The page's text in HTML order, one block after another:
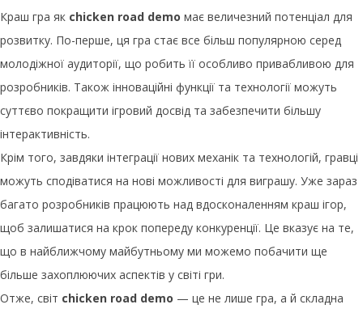
Краш гра як chicken road demo має величезний потенціал для
розвитку. По-перше, ця гра стає все більш популярною серед
молодіжної аудиторії, що робить її особливо привабливою для
розробників. Також інноваційні функції та технології можуть
суттєво покращити ігровий досвід та забезпечити більшу
інтерактивність.
Крім того, завдяки інтеграції нових механік та технологій, гравці
можуть сподіватися на нові можливості для виграшу. Уже зараз
багато розробників працюють над вдосконаленням краш ігор,
щоб залишатися на крок попереду конкуренції. Це вказує на те,
що в найближчому майбутньому ми можемо побачити ще
більше захоплюючих аспектів у світі гри.
Отже, світ chicken road demo — це не лише гра, а й складна